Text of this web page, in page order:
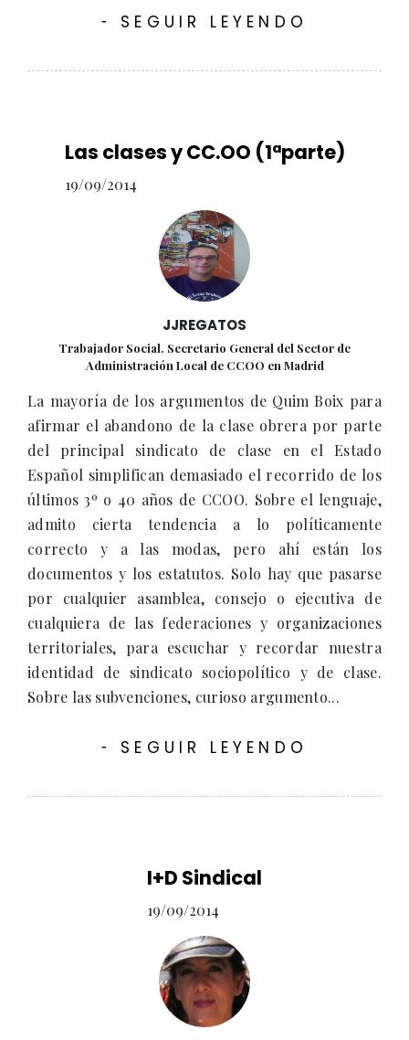
- SEGUIR LEYENDO
Las clases y CC.OO (1ªparte)
19/09/2014
JJREGATOS
Trabajador Social. Secretario General del Sector de
Administración Local de CCOO en Madrid
La mayoría de los argumentos de Quim Boix para
afirmar el abandono de la clase obrera por parte
del principal sindicato de clase en el Estado
Español simplifican demasiado el recorrido de los
últimos 3º o 40 años de CCOO. Sobre el lenguaje,
admito cierta tendencia a lo políticamente
correcto y a las modas, pero ahí están los
documentos y los estatutos. Solo hay que pasarse
por cualquier asamblea, consejo o ejecutiva de
cualquiera de las federaciones y organizaciones
territoriales, para escuchar y recordar nuestra
identidad de sindicato sociopolítico y de clase.
Sobre las subvenciones, curioso argumento...
- SEGUIR LEYENDO
I+D Sindical
19/09/2014